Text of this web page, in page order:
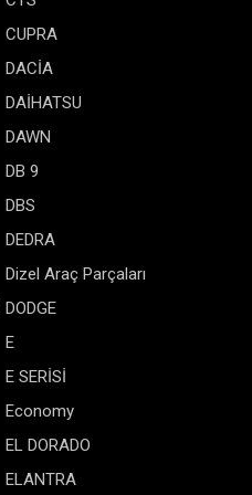
CUPRA
DACİA
DAİHATSU
DAWN
DB 9
DBS
DEDRA
Dizel Araç Parçaları
DODGE
E
E SERİSİ
Economy
EL DORADO
ELANTRA